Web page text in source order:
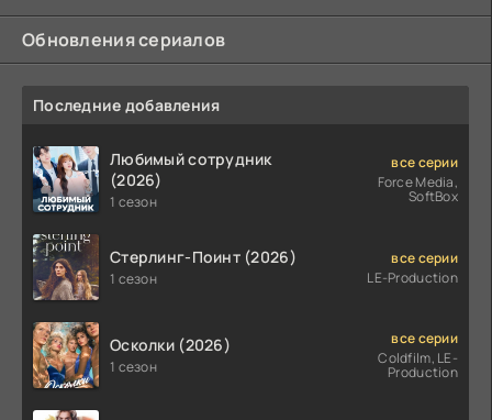
Обновления сериалов
Последние добавления
Любимый сотрудник
(2026)
1 сезон
все серии
Force Media,
SoftBox
Стерлинг-Поинт (2026)
1 сезон
все серии
LE-Production
Осколки (2026)
1 сезон
все серии
Coldfilm, LE-
Production